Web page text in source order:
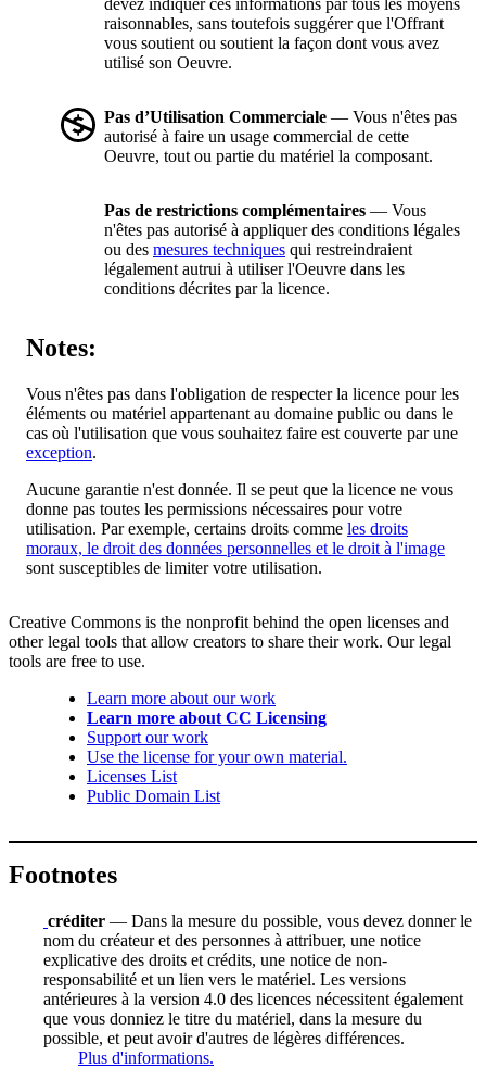
devez indiquer ces informations par tous les moyens
raisonnables, sans toutefois suggérer que l'Offrant
vous soutient ou soutient la façon dont vous avez
utilisé son Oeuvre.
Pas d’Utilisation Commerciale — Vous n'êtes pas
autorisé à faire un usage commercial de cette
Oeuvre, tout ou partie du matériel la composant.
Pas de restrictions complémentaires — Vous
n'êtes pas autorisé à appliquer des conditions légales
ou des mesures techniques qui restreindraient
légalement autrui à utiliser l'Oeuvre dans les
conditions décrites par la licence.
Notes:
Vous n'êtes pas dans l'obligation de respecter la licence pour les
éléments ou matériel appartenant au domaine public ou dans le
cas où l'utilisation que vous souhaitez faire est couverte par une
exception.
Aucune garantie n'est donnée. Il se peut que la licence ne vous
donne pas toutes les permissions nécessaires pour votre
utilisation. Par exemple, certains droits comme les droits
moraux, le droit des données personnelles et le droit à l'image
sont susceptibles de limiter votre utilisation.
Creative Commons is the nonprofit behind the open licenses and
other legal tools that allow creators to share their work. Our legal
tools are free to use.
Learn more about our work
Learn more about CC Licensing
Support our work
Use the license for your own material.
Licenses List
Public Domain List
Footnotes
créditer — Dans la mesure du possible, vous devez donner le
nom du créateur et des personnes à attribuer, une notice
explicative des droits et crédits, une notice de non-
responsabilité et un lien vers le matériel. Les versions
antérieures à la version 4.0 des licences nécessitent également
que vous donniez le titre du matériel, dans la mesure du
possible, et peut avoir d'autres de légères différences.
Plus d'informations.